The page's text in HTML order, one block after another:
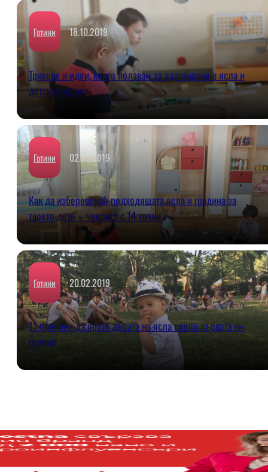
Готини 18.10.2019
Трикове и идеи, които ползвам за адаптиране в ясла и
детска градина
Готини 02.09.2019
Как да избереш най-подходящата ясла и градина за
твоето дете – чеклист с 14 точки
Готини 20.02.2019
11 причини да пратя децата на ясла около първата им
година